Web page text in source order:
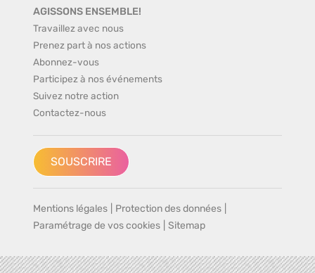
AGISSONS ENSEMBLE!
Travaillez avec nous
Prenez part à nos actions
Abonnez-vous
Participez à nos événements
Suivez notre action
Contactez-nous
SOUSCRIRE
Mentions légales Protection des données
Paramétrage de vos cookies
Sitemap